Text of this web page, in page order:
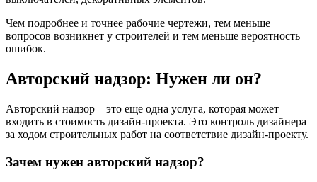
Чем подробнее и точнее рабочие чертежи, тем меньше
вопросов возникнет у строителей и тем меньше вероятность
ошибок.
Авторский надзор: Нужен ли он?
Авторский надзор – это еще одна услуга, которая может
входить в стоимость дизайн-проекта. Это контроль дизайнера
за ходом строительных работ на соответствие дизайн-проекту.
Зачем нужен авторский надзор?